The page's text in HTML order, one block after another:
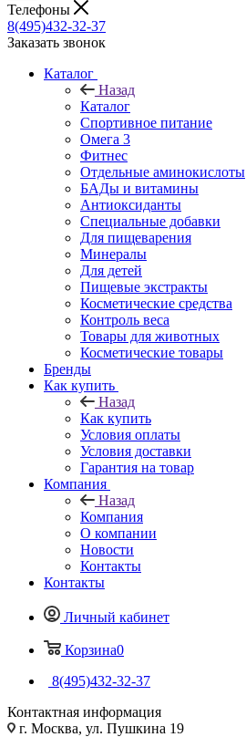
Телефоны
8(495)432-32-37
Заказать звонок
Каталог
Назад
Каталог
Спортивное питание
Омега 3
Фитнес
Отдельные аминокислоты
БАДы и витамины
Антиоксиданты
Специальные добавки
Для пищеварения
Минералы
Для детей
Пищевые экстракты
Косметические средства
Контроль веса
Товары для животных
Косметические товары
Бренды
Как купить
Назад
Как купить
Условия оплаты
Условия доставки
Гарантия на товар
Компания
Назад
Компания
О компании
Новости
Контакты
Контакты
Личный кабинет
Корзина0
8(495)432-32-37
Контактная информация
г. Москва, ул. Пушкина 19